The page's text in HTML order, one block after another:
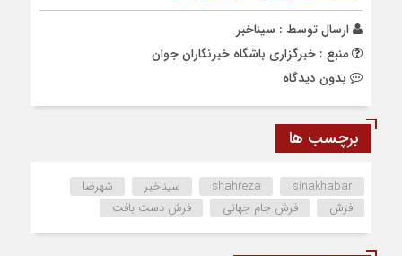
ارسال توسط : سیناخبر
منبع : خبرگزاری باشگاه خبرنگاران جوان
بدون دیدگاه
برچسب ها
shahreza sinakhabar سیناخبر
شهرضا
فرش
فرش جام جهانی فرش دست بافت